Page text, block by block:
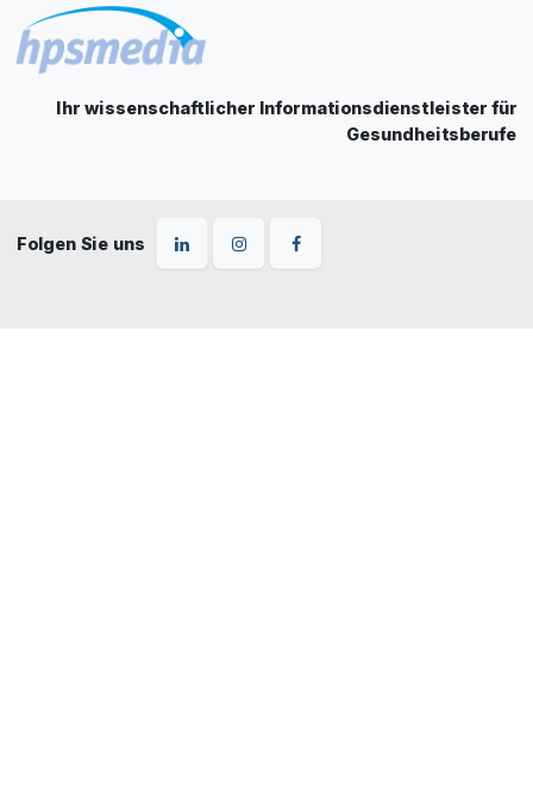
Ihr wissenschaftlicher Informationsdienstleister für
Gesundheitsberufe
Folgen Sie uns